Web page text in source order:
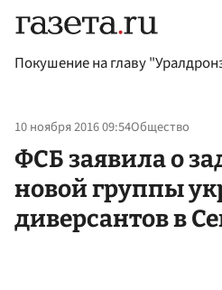
Покушение на главу
10 ноября 2016 09:54Общество
ФСБ заявила о
новой группы
диверсантов в